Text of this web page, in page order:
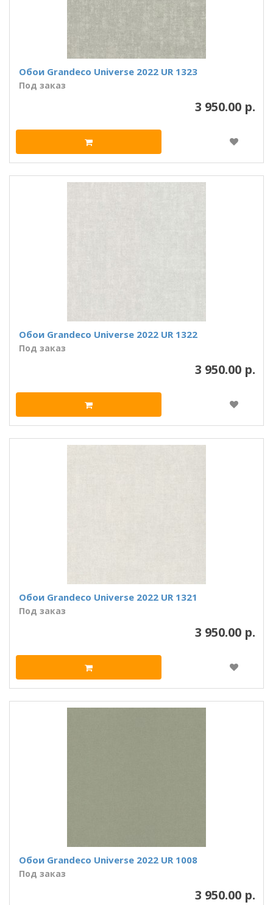
Обои Grandeco Universe 2022 UR 1323
Под заказ
3 950.00 р.
Обои Grandeco Universe 2022 UR 1322
Под заказ
3 950.00 р.
Обои Grandeco Universe 2022 UR 1321
Под заказ
3 950.00 р.
Обои Grandeco Universe 2022 UR 1008
Под заказ
3 950.00 р.